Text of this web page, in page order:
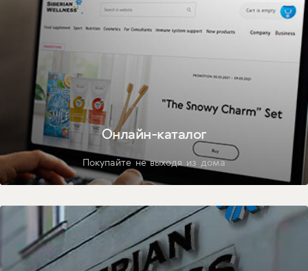
Онлайн-каталог
Покупайте не выходя из дома